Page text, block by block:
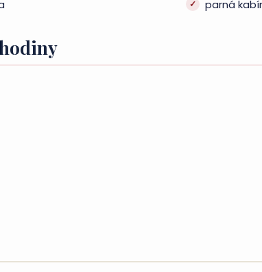
parná